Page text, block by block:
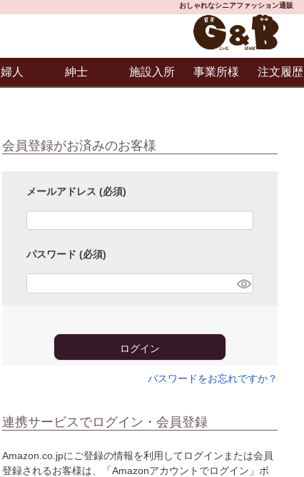
おしゃれなシニアファッション通販
婦人 紳士 施設入所 事業所様 注文履歴
会員登録がお済みのお客様
メールアドレス (必須)
パスワード (必須)
ログイン
パスワードをお忘れですか？
連携サービスでログイン・会員登録
Amazon.co.jpにご登録の情報を利用してログインまたは会員
登録されるお客様は、「Amazonアカウントでログイン」ボ